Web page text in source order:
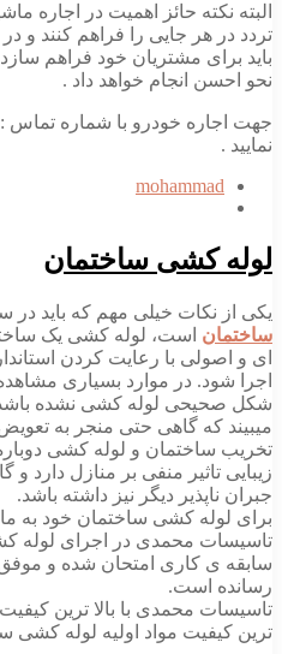
البته نکته حائز اهمیت در اجاره
تردد در هر جایی را فراهم کنند و در
باید برای مشتریان خود فراهم
نحو احسن انجام خواهد داد .
نمایید .
mohammad
لوله کشی ساختمان
یکی از نکات خیلی مهم که باید در
ساختمان است، لوله کشی یک
ای و اصولی با رعایت کردن
اجرا شود. در موارد بسیاری
شکل صحیحی لوله کشی نشده
میبیند که گاهی حتی منجر به
تخریب ساختمان و لوله کشی
زیبایی تاثیر منفی بر منازل دارد
جبران ناپذیر دیگر نیز داشته باشد.
برای لوله کشی ساختمان خود به ما
سابقه ی کاری امتحان شده و
رسانده است.
تاسیسات محمدی با بالا ترین
ترین کیفیت مواد اولیه لوله کشی